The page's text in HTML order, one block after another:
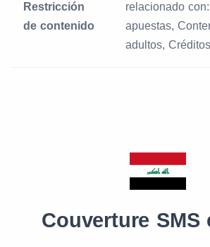
Restricción
de contenido
relacionado
apuestas,
adultos,
Couverture SMS